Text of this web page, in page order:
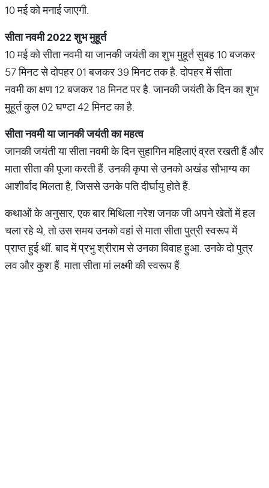
10 मई को मनाई जाएगी.
सीतानवमी2022शुभमुहूर्त
10 मई को सीता नवमी या जानकी जयंती का शुभ मुहूर्त सुबह 10 बजकर
57 मिनट से दोपहर 01 बजकर 39 मिनट तक है. दोपहर में सीता
नवमी का क्षण 12 बजकर 18 मिनट पर है. जानकी जयंती के दिन का शुभ
मुहूर्त कुल 02 घण्टा 42 मिनट का है.
सीतानवमीयाजानकीजयंतीकामहत्व
जानकी जयंती या सीता नवमी के दिन सुहागिन महिलाएं व्रत रखती हैं और
माता सीता की पूजा करती हैं. उनकी कृपा से उनको अखंड सौभाग्य का
आशीर्वाद मिलता है, जिससे उनके पति दीर्घायु होते हैं.
कथाओं के अनुसार, एक बार मिथिला नरेश जनक जी अपने खेतों में हल
चला रहे थे, तो उस समय उनको वहां से माता सीता पुत्री स्वरूप में
प्राप्त हुई थीं. बाद में प्रभु श्रीराम से उनका विवाह हुआ. उनके दो पुत्र
लव और कुश हैं. माता सीता मां लक्ष्मी की स्वरूप हैं.